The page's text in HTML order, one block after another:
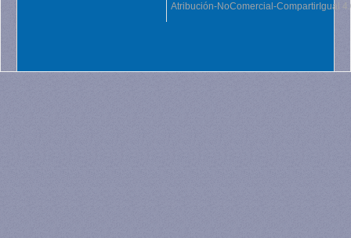
Atribución-NoComercial-CompartirIgual